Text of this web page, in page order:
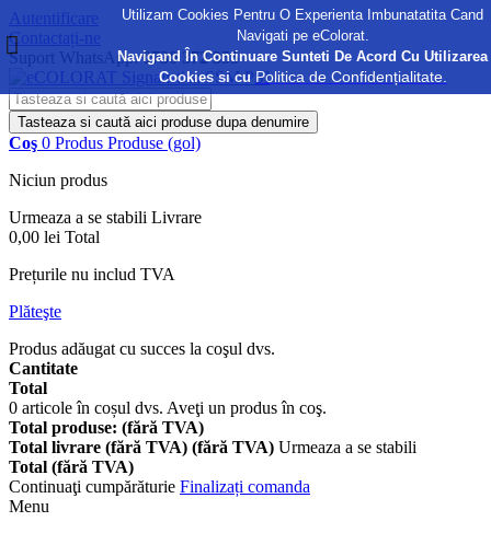
Autentificare
Contactați-ne
Suport WhatsApp:0730 372 355
Tasteaza si caută aici produse dupa denumire
Coş 0 Produs Produse (gol)
Niciun produs
Urmeaza a se stabili Livrare
0,00 lei Total
Prețurile nu includ TVA
Plăteşte
Produs adăugat cu succes la coşul dvs.
Cantitate
Total
0 articole în coșul dvs. Aveţi un produs în coş.
Total produse: (fără TVA)
Total livrare (fără TVA) (fără TVA) Urmeaza a se stabili
Total (fără TVA)
Continuaţi cumpărăturie Finalizați comanda
Menu
Utilizam Cookies Pentru O Experienta Imbunatatita Cand
Navigati pe eColorat.
Navigand În Continuare Sunteti De Acord Cu Utilizarea
Cookies si cu Politica de Confidențialitate.